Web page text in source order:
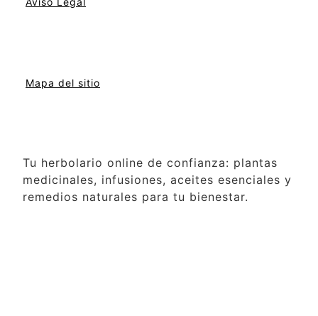
Mapa del sitio
Tu herbolario online de confianza: plantas
medicinales, infusiones, aceites esenciales y
remedios naturales para tu bienestar.